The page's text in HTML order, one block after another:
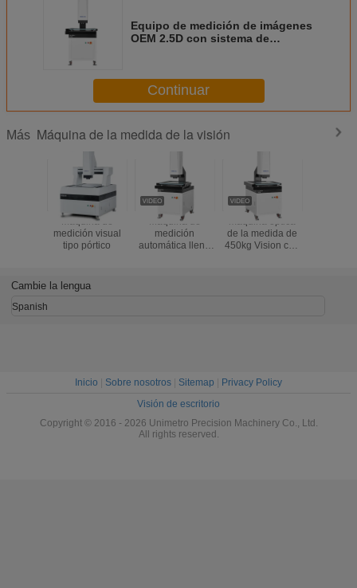
Equipo de medición de imágenes
OEM 2.5D con sistema de
Continuar
Más Máquina de la medida de la visión
Máquina de
medición visual
tipo pórtico
Máquina de
medición
automática llena
máquina óptica
de la medida de
450kg Vision con
Cambie la lengua
Spanish
Inicio Sobre nosotros Sitemap
Privacy Policy
Visión de escritorio
Copyright © 2016 - 2026 Unimetro Precision Machinery Co., Ltd.
All rights reserved.